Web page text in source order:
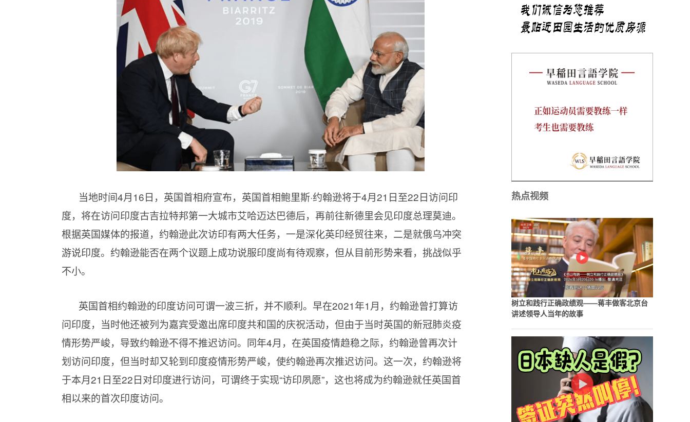
当地时间4月16日，英国首相府宣布，英国首相鲍里斯·约翰逊将于4月21日至22日访问印
度，将在访问印度古吉拉特邦第一大城市艾哈迈达巴德后，再前往新德里会见印度总理莫迪。
根据英国媒体的报道，约翰逊此次访印有两大任务，一是深化英印经贸往来，二是就俄乌冲突
游说印度。约翰逊能否在两个议题上成功说服印度尚有待观察，但从目前形势来看，挑战似乎
不小。
英国首相约翰逊的印度访问可谓一波三折，并不顺利。早在2021年1月，约翰逊曾打算访
问印度，当时他还被列为嘉宾受邀出席印度共和国的庆祝活动，但由于当时英国的新冠肺炎疫
情形势严峻，导致约翰逊不得不推迟访问。同年4月，在英国疫情趋稳之际，约翰逊曾再次计
划访问印度，但当时却又轮到印度疫情形势严峻，使约翰逊再次推迟访问。这一次，约翰逊将
于本月21日至22日对印度进行访问，可谓终于实现“访印夙愿”，这也将成为约翰逊就任英国首
相以来的首次印度访问。
热点视频
树立和践行正确政绩观——蒋丰做客北京台
讲述领导人当年的故事